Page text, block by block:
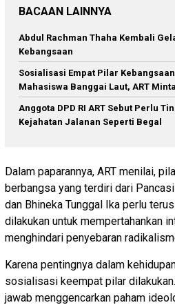
BACAAN LAINNYA
Abdul Rachman Thaha Kembali
Kebangsaan
Sosialisasi Empat Pilar
Mahasiswa Banggai Laut, ART
Anggota DPD RI ART Sebut Perlu
Kejahatan Jalanan Seperti Begal
Dalam paparannya, ART menilai,
berbangsa yang terdiri dari
dan Bhineka Tunggal Ika perlu
dilakukan untuk mempertahankan
menghindari penyebaran
Karena pentingnya dalam
sosialisasi keempat pilar
jawab menggencarkan paham